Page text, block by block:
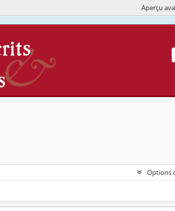
Ce site utilise
Aperçu
Options